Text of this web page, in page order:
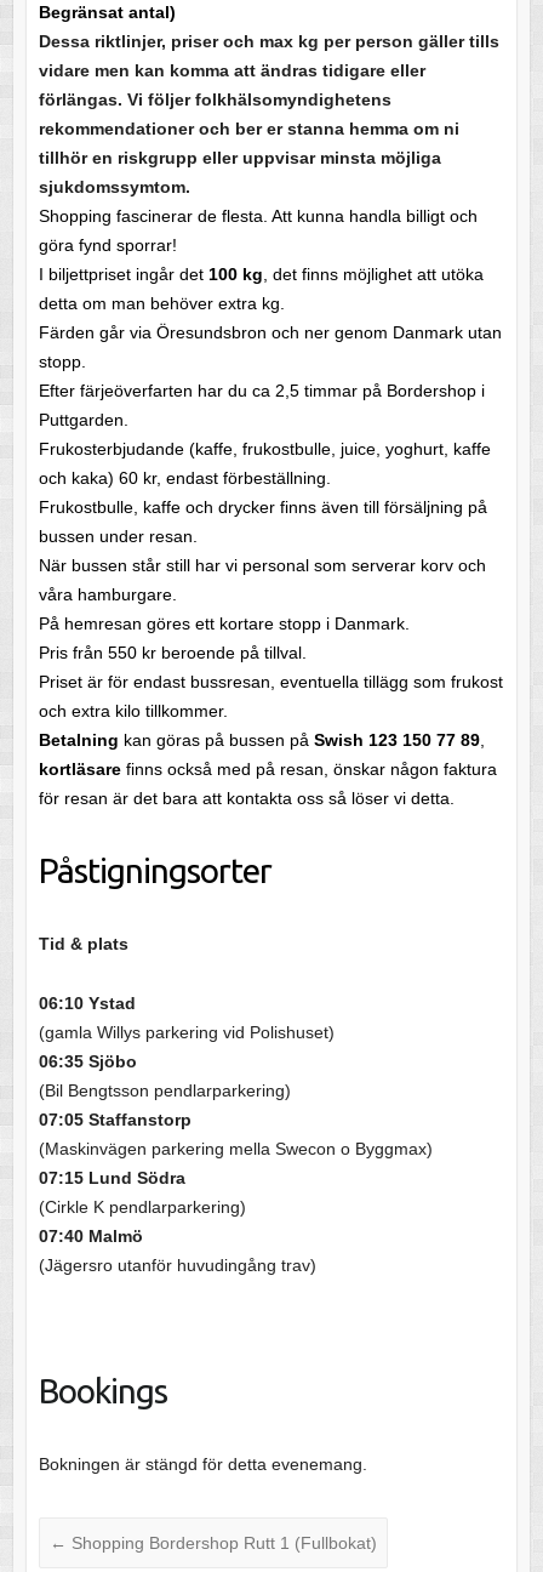
Begränsat antal)
Dessa riktlinjer, priser och max kg per person gäller tills
vidare men kan komma att ändras tidigare eller
förlängas. Vi följer folkhälsomyndighetens
rekommendationer och ber er stanna hemma om ni
tillhör en riskgrupp eller uppvisar minsta möjliga
sjukdomssymtom.
Shopping fascinerar de flesta. Att kunna handla billigt och
göra fynd sporrar!
I biljettpriset ingår det 100 kg , det finns möjlighet att utöka
detta om man behöver extra kg.
Färden går via Öresundsbron och ner genom Danmark utan
stopp.
Efter färjeöverfarten har du ca 2,5 timmar på Bordershop i
Puttgarden.
Frukosterbjudande (kaffe, frukostbulle, juice, yoghurt, kaffe
och kaka) 60 kr, endast förbeställning.
Frukostbulle, kaffe och drycker finns även till försäljning på
bussen under resan.
När bussen står still har vi personal som serverar korv och
våra hamburgare.
På hemresan göres ett kortare stopp i Danmark.
Pris från 550 kr beroende på tillval.
Priset är för endast bussresan, eventuella tillägg som frukost
och extra kilo tillkommer.
Betalning kan göras på bussen på Swish 123 150 77 89,
kortläsarefinns också med på resan, önskar någon faktura
för resan är det bara att kontakta oss så löser vi detta.
Påstigningsorter
Tid & plats
06:10 Ystad
(gamla Willys parkering vid Polishuset)
06:35 Sjöbo
(Bil Bengtsson pendlarparkering)
07:05 Staffanstorp
(Maskinvägen parkering mella Swecon o Byggmax)
07:15 Lund Södra
(Cirkle K pendlarparkering)
07:40 Malmö
(Jägersro utanför huvudingång trav)
Bookings
Bokningen är stängd för detta evenemang.
← Shopping Bordershop Rutt 1 (Fullbokat)